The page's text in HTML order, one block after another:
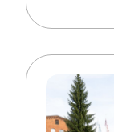
Lue lisää